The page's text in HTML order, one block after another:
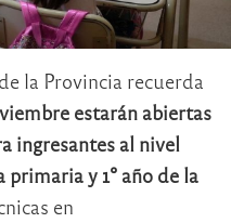
la Provincia recuerda
estarán abiertas
ingresantes al nivel
primaria y 1° año de la
en